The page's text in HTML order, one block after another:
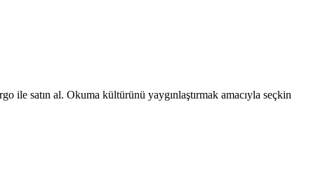
ile satın al. Okuma kültürünü yaygınlaştırmak amacıyla seçkin